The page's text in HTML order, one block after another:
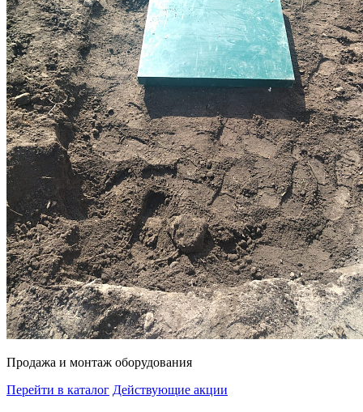
Продажа и монтаж оборудования
Перейти в каталог Действующие акции